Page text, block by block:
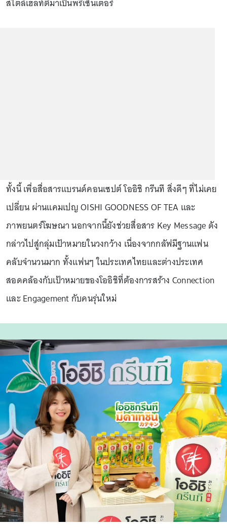
สไตล์เฮลท์ตี้มาเป็นพรีเซ็นเตอร์
ทั้งนี้ เพื่อสื่อสารแบรนด์คอนเซปต์ โออิชิ กรีนที สิ่งดีๆ ที่ไม่เคย
เปลี่ยน ผ่านแคมเปญ OISHI GOODNESS OF TEA และ
ภาพยนตร์โฆษณา นอกจากนี้ยังช่วยสื่อสาร Key Message ดัง
กล่าวไปสู่กลุ่มเป้าหมายในวงกว้าง เนื่องจากกลัฟมีฐานแฟน
คลับจำนวนมาก ทั้งแฟนๆ ในประเทศไทยและต่างประเทศ
สอดคล้องกับเป้าหมายของโออิชิที่ต้องการสร้าง Connection
และ Engagement กับคนรุ่นใหม่